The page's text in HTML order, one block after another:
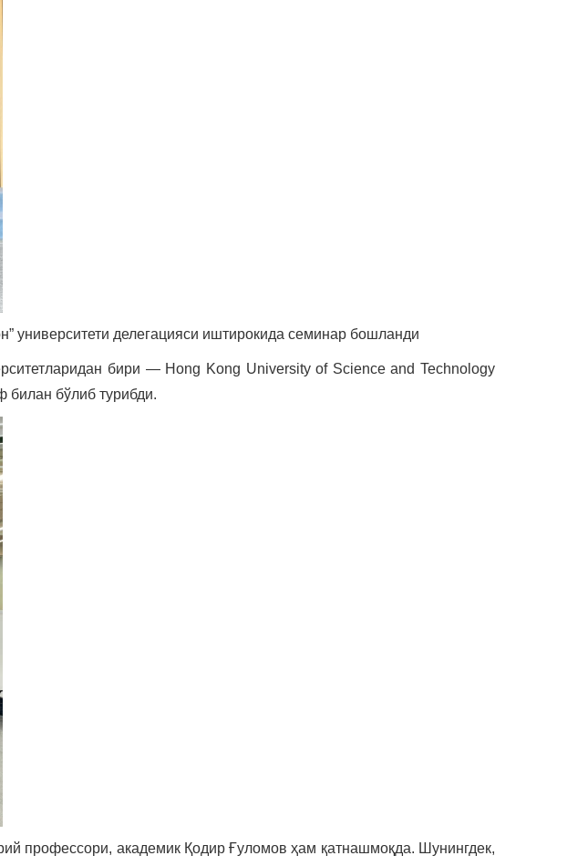
университети делегацияси иштирокида семинар бошланди
бири — Hong Kong University of Science and Technology
бўлиб турибди.
профессори, академик Қодир Ғуломов ҳам қатнашмоқда. Шунингдек,